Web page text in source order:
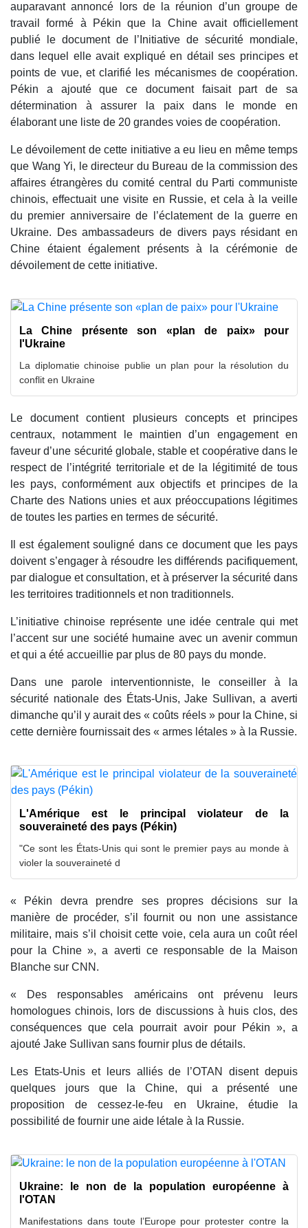
auparavant annoncé lors de la réunion d’un groupe de
travail formé à Pékin que la Chine avait officiellement
publié le document de l’Initiative de sécurité mondiale,
dans lequel elle avait expliqué en détail ses principes et
points de vue, et clarifié les mécanismes de coopération.
Pékin a ajouté que ce document faisait part de sa
détermination à assurer la paix dans le monde en
élaborant une liste de 20 grandes voies de coopération.
Le dévoilement de cette initiative a eu lieu en même temps
que Wang Yi, le directeur du Bureau de la commission des
affaires étrangères du comité central du Parti communiste
chinois, effectuait une visite en Russie, et cela à la veille
du premier anniversaire de l’éclatement de la guerre en
Ukraine. Des ambassadeurs de divers pays résidant en
Chine étaient également présents à la cérémonie de
dévoilement de cette initiative.
La Chine présente son «plan de paix» pour
l'Ukraine
La diplomatie chinoise publie un plan pour la résolution du
conflit en Ukraine
Le document contient plusieurs concepts et principes
centraux, notamment le maintien d’un engagement en
faveur d’une sécurité globale, stable et coopérative dans le
respect de l’intégrité territoriale et de la légitimité de tous
les pays, conformément aux objectifs et principes de la
Charte des Nations unies et aux préoccupations légitimes
de toutes les parties en termes de sécurité.
Il est également souligné dans ce document que les pays
doivent s’engager à résoudre les différends pacifiquement,
par dialogue et consultation, et à préserver la sécurité dans
les territoires traditionnels et non traditionnels.
L’initiative chinoise représente une idée centrale qui met
l’accent sur une société humaine avec un avenir commun
et qui a été accueillie par plus de 80 pays du monde.
Dans une parole interventionniste, le conseiller à la
sécurité nationale des États-Unis, Jake Sullivan, a averti
dimanche qu’il y aurait des « coûts réels » pour la Chine, si
cette dernière fournissait des « armes létales » à la Russie.
L'Amérique est le principal violateur de la
souveraineté des pays (Pékin)
"Ce sont les États-Unis qui sont le premier pays au monde à
violer la souveraineté d
« Pékin devra prendre ses propres décisions sur la
manière de procéder, s’il fournit ou non une assistance
militaire, mais s’il choisit cette voie, cela aura un coût réel
pour la Chine », a averti ce responsable de la Maison
Blanche sur CNN.
« Des responsables américains ont prévenu leurs
homologues chinois, lors de discussions à huis clos, des
conséquences que cela pourrait avoir pour Pékin », a
ajouté Jake Sullivan sans fournir plus de détails.
Les Etats-Unis et leurs alliés de l’OTAN disent depuis
quelques jours que la Chine, qui a présenté une
proposition de cessez-le-feu en Ukraine, étudie la
possibilité de fournir une aide létale à la Russie.
Ukraine: le non de la population européenne à
l'OTAN
Manifestations dans toute l’Europe pour protester contre la